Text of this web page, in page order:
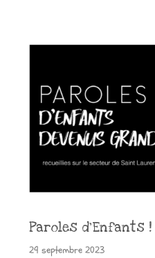
Paroles d’Enfants !
29 septembre 2023